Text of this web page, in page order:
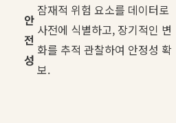
안
전
성
잠재적 위험 요소를 데이터로
사전에 식별하고, 장기적인 변
화를 추적 관찰하여 안정성 확
보.